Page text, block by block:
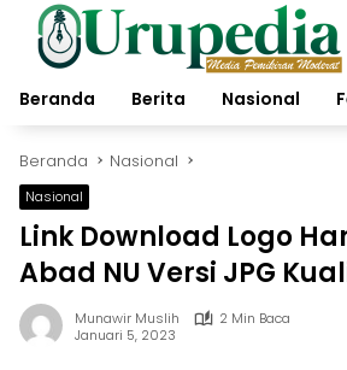
Langsung
konten
Beranda
Berita Nasional
Beranda Nasional
Nasional
Link Download Logo
Abad NU Versi JPG
Munawir Muslih
2 Min Baca
Januari 5, 2023